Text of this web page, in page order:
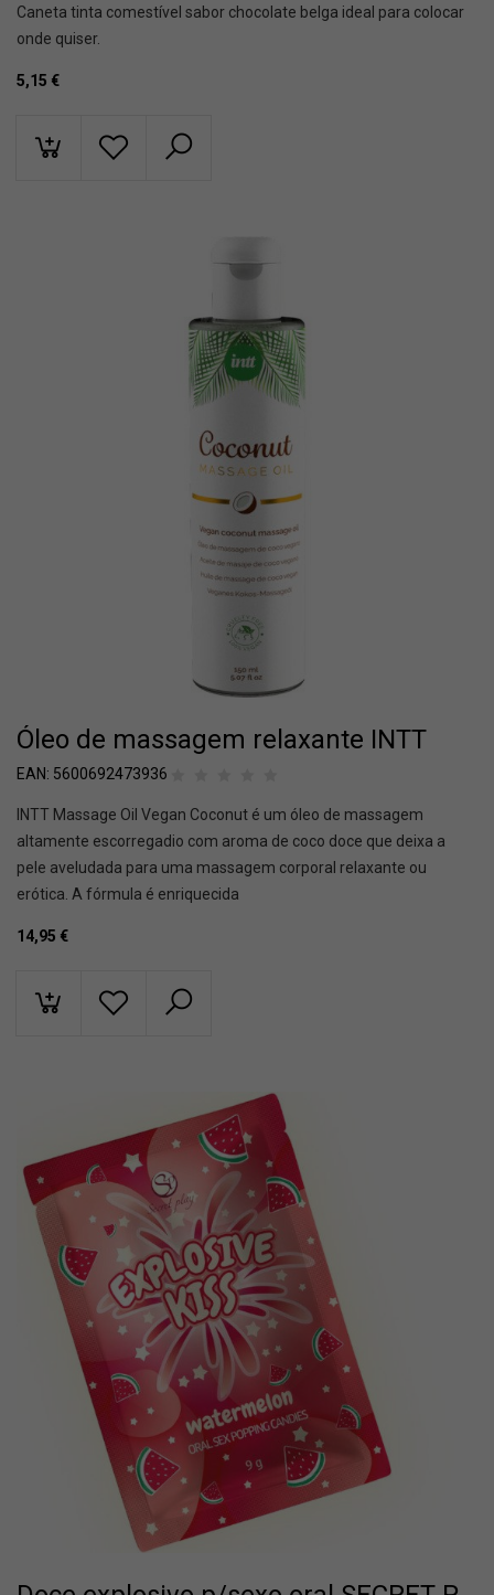
Caneta tinta comestível sabor chocolate belga ideal para colocar
onde quiser.
5,15 €
Óleo de massagem relaxante INTT
EAN: 5600692473936
INTT Massage Oil Vegan Coconut é um óleo de massagem
altamente escorregadio com aroma de coco doce que deixa a
pele aveludada para uma massagem corporal relaxante ou
erótica. A fórmula é enriquecida
14,95 €